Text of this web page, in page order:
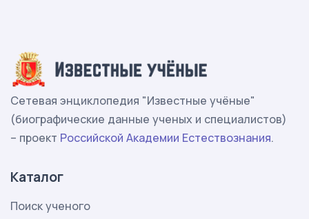
Сетевая энциклопедия "Известные учёные"
(биографические данные ученых и специалистов)
– проект Российской Академии Естествознания.
Каталог
Поиск ученого